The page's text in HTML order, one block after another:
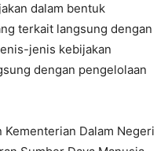
dalam bentuk
terkait langsung dengan
jenis kebijakan
dengan pengelolaan
Kementerian Dalam Negeri